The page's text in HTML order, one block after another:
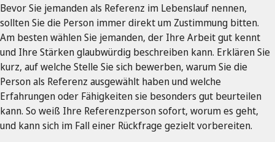
Bevor Sie jemanden als Referenz im Lebenslauf nennen,
sollten Sie die Person immer direkt um Zustimmung bitten.
Am besten wählen Sie jemanden, der Ihre Arbeit gut kennt
und Ihre Stärken glaubwürdig beschreiben kann. Erklären Sie
kurz, auf welche Stelle Sie sich bewerben, warum Sie die
Person als Referenz ausgewählt haben und welche
Erfahrungen oder Fähigkeiten sie besonders gut beurteilen
kann. So weiß Ihre Referenzperson sofort, worum es geht,
und kann sich im Fall einer Rückfrage gezielt vorbereiten.